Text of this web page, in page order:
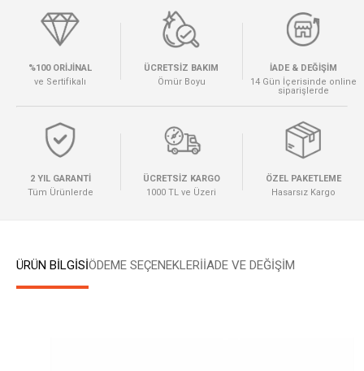
%100 ORİJİNAL
ve Sertifikalı
ÜCRETSİZ BAKIM
Ömür Boyu
İADE & DEĞİŞİM
14 Gün İçerisinde online
siparişlerde
2 YIL GARANTİ
Tüm Ürünlerde
ÜCRETSİZ KARGO
1000 TL ve Üzeri
ÖZEL PAKETLEME
Hasarsız Kargo
ÜRÜN BİLGİSİÖDEME SEÇENEKLERIİADE VE DEĞİŞİM